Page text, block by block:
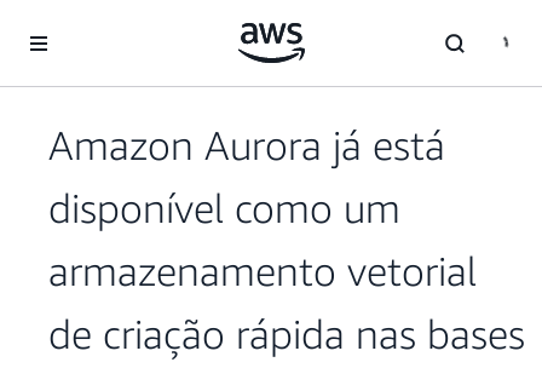
Pular para o conteúdo principal
Amazon Aurora já está
disponível como um
armazenamento vetorial
de criação rápida nas bases